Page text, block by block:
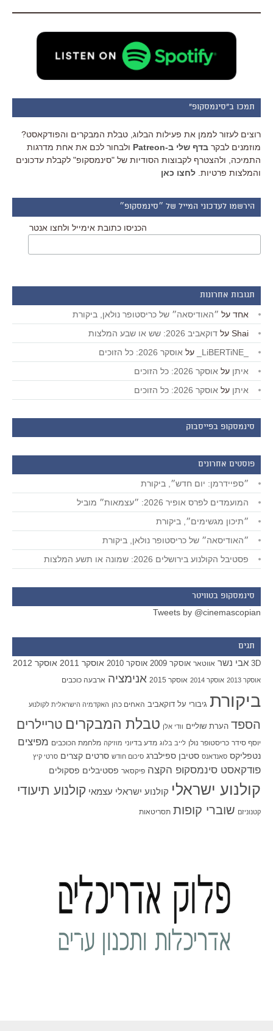
תמכו ב"סינמסקופ"
רוצים לעזור לממן את פעילות הבלוג, טבלת המבקרים והפודקאסט?
מוזמנים לבקר בדף שלי ב-Patreon
ולבחור לכם את אחת מדרגות
התמיכה, ולהצטרף לקבוצות הסודיות של "סינמסקופ" לקבלת עדכונים
והמלצות פרטיות. לחצו כאן
הירשמו לעדכוני המייל של ״סינמסקופ״
הכניסו כתובת אימייל ולחצו אנטר
תגובות אחרונות
אחד על ״האודיסאה״ של כריסטופר נולאן, ביקורת
Shai על דוקאביב 2026: שש או שבע המלצות
על אוסקר 2026: כל הזוכים
איתן על אוסקר 2026: כל הזוכים
איתן על אוסקר 2026: כל הזוכים
סינמסקופ בפייסבוק
פוסטים אחרונים
״ספיידרמן: יום חדש״, ביקורת
המועמדים לפרס אופיר 2026: ״עצמאות״ מוביל
״תיכון מגשימים״, ביקורת
״האודיסאה״ של כריסטופר נולאן, ביקורת
פסטיבל הקולנוע בירושלים 2026: שמונה או תשע המלצות
סינמסקופ בטוויטר
Tweets by @cinemascopian
תגים
3D אבי נשר אווטאר אוסקר 2009 אוסקר 2010 אוסקר 2011 אוסקר 2012
אוסקר 2013 אוסקר 2014 אוסקר 2015 אנימציה ארבעה כוכבים
ביקורת גיבורי על דוקאביב האחים כהן האקדמיה הישראלית לקולנוע
הספד הערת שוליים וודי אלן טבלת המבקרים טריילרים
יוסף סידר כריסטופר נולן לייב בלוג מדע בדיוני מוזיקה מלחמת הכוכבים מפיצים
נטפליקס סאנדאנס סטיבן ספילברג סיכום חודש סרטים קצרים סרטי קיץ
פודקאסט סינמסקופ הקצה פיקסאר פסטיבלים פסקולים
קולנוע ישראלי קולנוע ישראלי עצמאי קולנוע תיעודי
קטנוניזם שוברי קופות תסריטאות